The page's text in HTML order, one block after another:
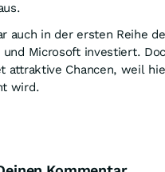
auch in der ersten Reihe
und Microsoft investiert.
attraktive Chancen, weil
wird.